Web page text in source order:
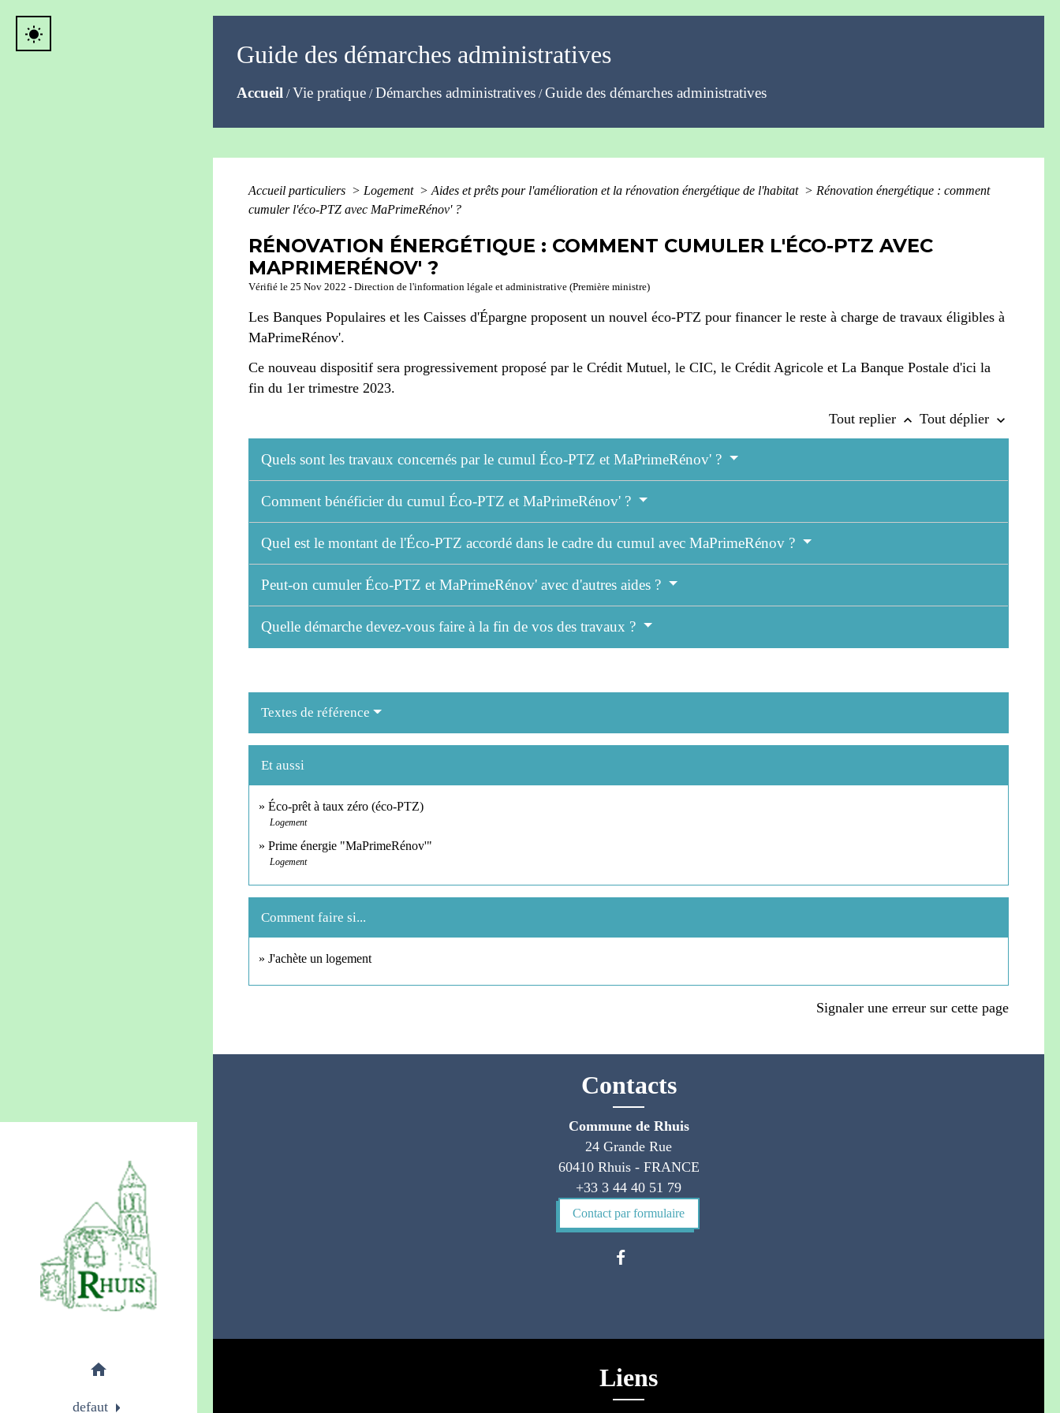
home
defaut
Guide des démarches administratives
Accueil /Vie pratique /Démarches administratives /Guide des démarches administratives
wb_sunny
Accueil particuliers > Logement > Aides et prêts pour l'amélioration et la rénovation énergétique de l'habitat > Rénovation énergétique : comment
cumuler l'éco-PTZ avec MaPrimeRénov' ?
RÉNOVATION ÉNERGÉTIQUE : COMMENT CUMULER L'ÉCO-PTZ AVEC
MAPRIMERÉNOV' ?
Vérifié le 25 Nov 2022 - Direction de l'information légale et administrative (Première ministre)
Les Banques Populaires et les Caisses d'Épargne proposent un nouvel éco-PTZ pour financer le reste à charge de travaux éligibles à
MaPrimeRénov'.
Ce nouveau dispositif sera progressivement proposé par le Crédit Mutuel, le CIC, le Crédit Agricole et La Banque Postale d'ici la
fin du 1er trimestre 2023.
Tout replier keyboard_arrow_up Tout déplier keyboard_arrow_down
Quels sont les travaux concernés par le cumul Éco-PTZ et MaPrimeRénov' ?
Comment bénéficier du cumul Éco-PTZ et MaPrimeRénov' ?
Quel est le montant de l'Éco-PTZ accordé dans le cadre du cumul avec MaPrimeRénov ?
Peut-on cumuler Éco-PTZ et MaPrimeRénov' avec d'autres aides ?
Quelle démarche devez-vous faire à la fin de vos des travaux ?
Textes de référence
Et aussi
Éco-prêt à taux zéro (éco-PTZ)
Logement
Prime énergie "MaPrimeRénov'"
Logement
Comment faire si...
J'achète un logement
Signaler une erreur sur cette page
Contacts
Commune de Rhuis
24 Grande Rue
60410 Rhuis - FRANCE
+33 3 44 40 51 79
Contact par formulaire
Liens